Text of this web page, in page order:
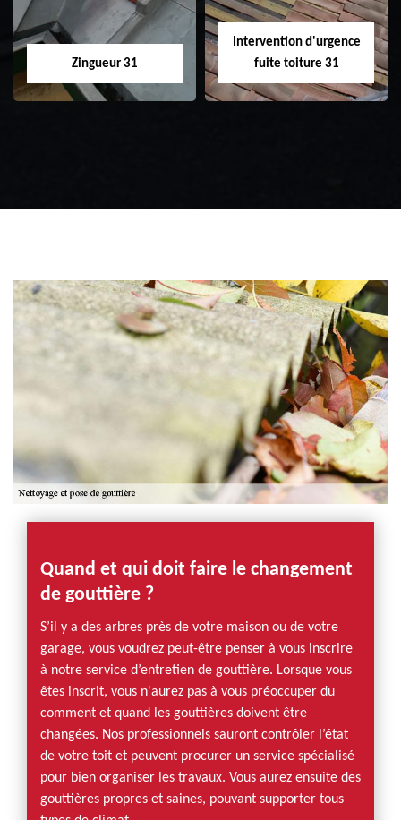
Zingueur 31
Intervention d'urgence
fuite toiture 31
Quand et qui doit faire le changement
de gouttière ?
S’il y a des arbres près de votre maison ou de votre
garage, vous voudrez peut-être penser à vous inscrire
à notre service d’entretien de gouttière. Lorsque vous
êtes inscrit, vous n'aurez pas à vous préoccuper du
comment et quand les gouttières doivent être
changées. Nos professionnels sauront contrôler l’état
de votre toit et peuvent procurer un service spécialisé
pour bien organiser les travaux. Vous aurez ensuite des
gouttières propres et saines, pouvant supporter tous